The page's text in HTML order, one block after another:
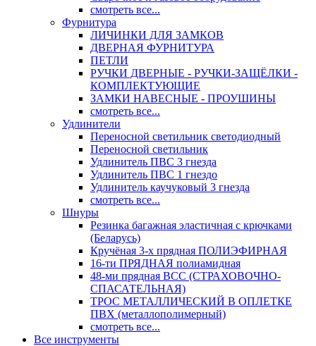
смотреть все...
Фурнитура
ЛИЧИНКИ ДЛЯ ЗАМКОВ
ДВЕРНАЯ ФУРНИТУРА
ПЕТЛИ
РУЧКИ ДВЕРНЫЕ - РУЧКИ-ЗАЩЁЛКИ -
КОМПЛЕКТУЮЩИЕ
ЗАМКИ НАВЕСНЫЕ - ПРОУШИНЫ
смотреть все...
Удлинители
Переносной светильник светодиодный
Переносной светильник
Удлинитель ПВС 3 гнезда
Удлинитель ПВС 1 гнездо
Удлинитель каучуковый 3 гнезда
смотреть все...
Шнуры
Резинка багажная эластичная с крючками
(Беларусь)
Кручёная 3-х прядная ПОЛИЭФИРНАЯ
16-ти ПРЯДНАЯ полиамидная
48-ми прядная ВСС (СТРАХОВОЧНО-
СПАСАТЕЛЬНАЯ)
ТРОС МЕТАЛЛИЧЕСКИЙ В ОПЛЕТКЕ
ПВХ (металлополимерный)
смотреть все...
Все инструменты